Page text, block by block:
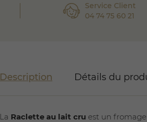
Service Client
04 74 75 60 21
Description Détails du
La Raclette au lait cru est un fromage